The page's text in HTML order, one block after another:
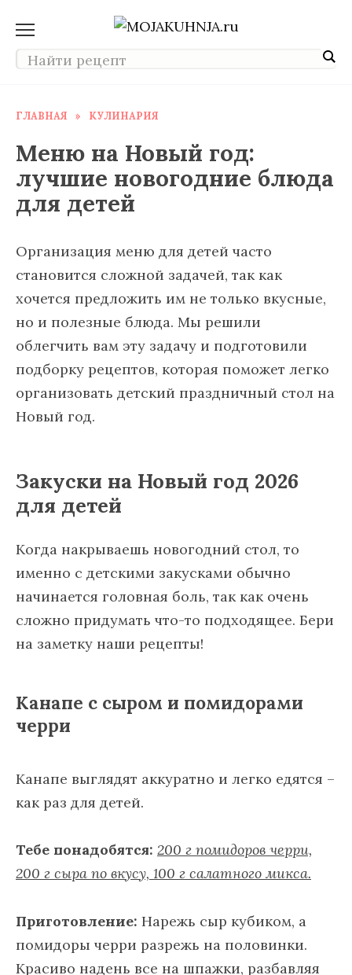
содержанию
ГЛАВНАЯ » КУЛИНАРИЯ
Меню на Новый год:
лучшие новогодние блюда
для детей
Организация меню для детей часто
становится сложной задачей, так как
хочется предложить им не только вкусные,
но и полезные блюда. Мы решили
облегчить вам эту задачу и подготовили
подборку рецептов, которая поможет легко
организовать детский праздничный стол на
Новый год.
Закуски на Новый год 2026
для детей
Когда накрываешь новогодний стол, то
именно с детскими закусками обычно
начинается головная боль, так как очень
сложно придумать что-то подходящее. Бери
на заметку наши рецепты!
Канапе с сыром и помидорами
черри
Канапе выглядят аккуратно и легко едятся –
как раз для детей.
Тебе понадобятся: 200 г помидоров черри,
200 г сыра по вкусу, 100 г салатного микса.
Приготовление: Нарежь сыр кубиком, а
помидоры черри разрежь на половинки.
Красиво надень все на шпажки, разбавляя